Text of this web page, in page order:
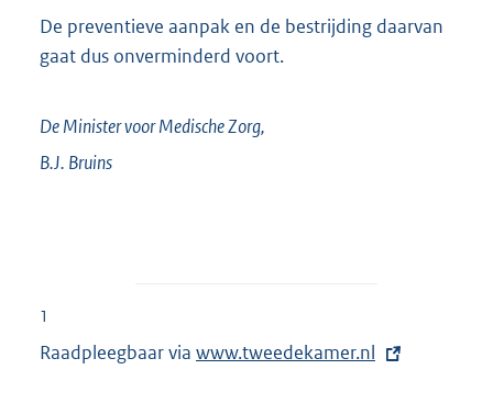
De preventieve aanpak en de bestrijding daarvan
gaat dus onverminderd voort.
De Minister voor Medische Zorg,
B.J. Bruins
1
Raadpleegbaar via E
www.tweedekamer.nl